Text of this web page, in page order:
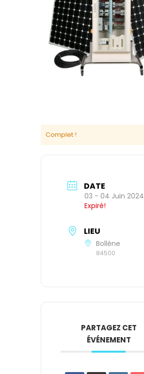
Complet !
DATE
03 - 04 Juin 2024
Expiré!
LIEU
Bollène
84500
PARTAGEZ CET
ÉVÉNEMENT